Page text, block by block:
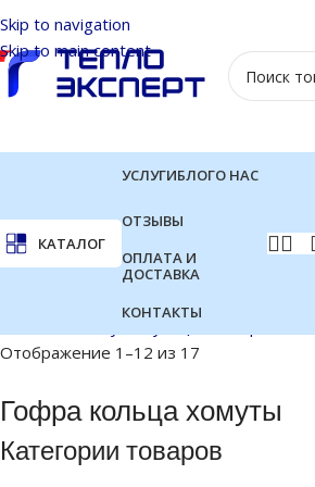
Skip to navigation
Skip to main content
КАТАЛОГ
УСЛУГИБЛОГО НАС
ОТЗЫВЫ
ОПЛАТА И
ДОСТАВКА
КОНТАКТЫ
Отображение 1–12 из 17
Гофра кольца хомуты
Категории товаров